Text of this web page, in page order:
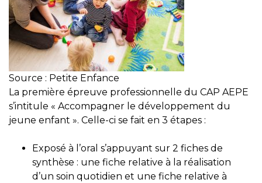
Source : Petite Enfance
La première épreuve professionnelle du CAP AEPE
s’intitule « Accompagner le développement du
jeune enfant ». Celle-ci se fait en 3 étapes :
Exposé à l’oral s’appuyant sur 2 fiches de
synthèse : une fiche relative à la réalisation
d’un soin quotidien et une fiche relative à